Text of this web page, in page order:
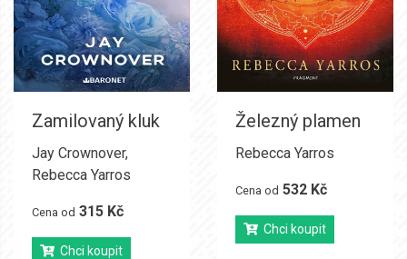
Zamilovaný kluk
Jay Crownover,
Rebecca Yarros
Cena od 315 Kč
Chci koupit
Železný plamen
Rebecca Yarros
Cena od 532 Kč
Chci koupit